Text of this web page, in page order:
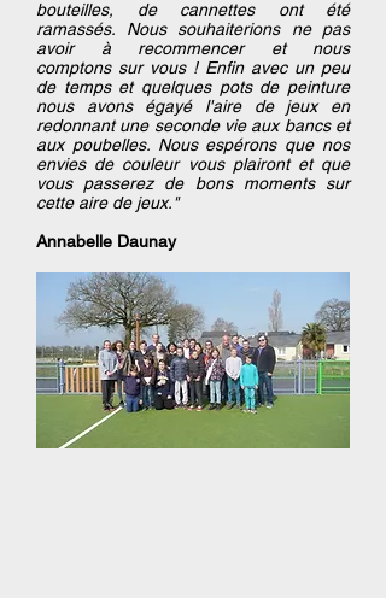
bouteilles, de cannettes ont été
ramassés. Nous souhaiterions ne pas
avoir à recommencer et nous
comptons sur vous ! Enfin avec un peu
de temps et quelques pots de peinture
nous avons égayé l'aire de jeux en
redonnant une seconde vie aux bancs et
aux poubelles. Nous espérons que nos
envies de couleur vous plairont et que
vous passerez de bons moments sur
cette aire de jeux."
Annabelle Daunay